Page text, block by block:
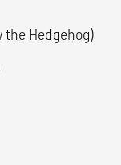
Hedgehog)